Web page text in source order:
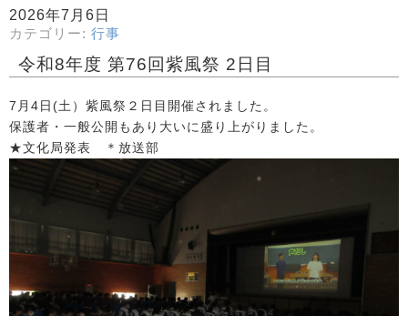
2026年7月6日
カテゴリー: 行事
令和8年度 第76回紫風祭 2日目
7月4日(土）紫風祭２日目開催されました。
保護者・一般公開もあり大いに盛り上がりました。
★文化局発表 ＊放送部